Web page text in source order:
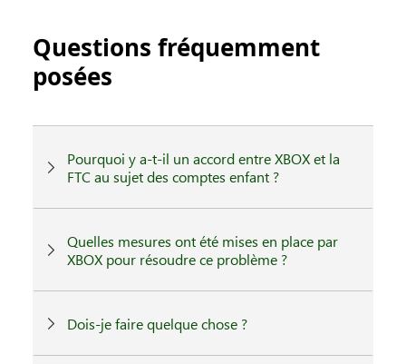
Questions fréquemment
posées
Pourquoi y a-t-il un accord entre XBOX et la
FTC au sujet des comptes enfant ?
Quelles mesures ont été mises en place par
XBOX pour résoudre ce problème ?
Dois-je faire quelque chose ?